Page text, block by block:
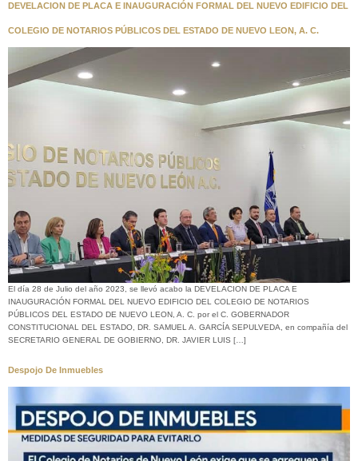
DEVELACION DE PLACA E INAUGURACIÓN FORMAL DEL NUEVO EDIFICIO DEL
COLEGIO DE NOTARIOS PÚBLICOS DEL ESTADO DE NUEVO LEON, A. C.
El día 28 de Julio del año 2023, se llevó acabo la DEVELACION DE PLACA E
INAUGURACIÓN FORMAL DEL NUEVO EDIFICIO DEL COLEGIO DE NOTARIOS
PÚBLICOS DEL ESTADO DE NUEVO LEON, A. C. por el C. GOBERNADOR
CONSTITUCIONAL DEL ESTADO, DR. SAMUEL A. GARCÍA SEPULVEDA, en compañía del
SECRETARIO GENERAL DE GOBIERNO, DR. JAVIER LUIS […]
Despojo De Inmuebles